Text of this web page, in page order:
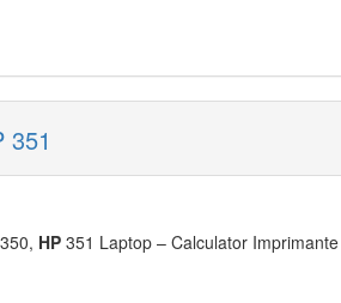
351
350, HP 351 Laptop – Calculator